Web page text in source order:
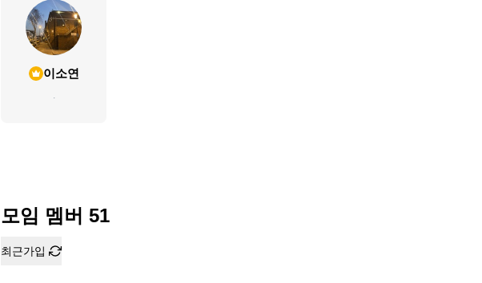
이소연
.
모임 멤버 51
최근가입